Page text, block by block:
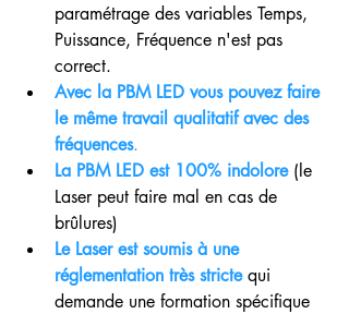
paramétrage des variables Temps,
Puissance, Fréquence n'est pas
correct.
Avec la PBM LED vous pouvez faire
le même travail qualitatif avec des
fréquences.
La PBM LED est 100% indolore (le
Laser peut faire mal en cas de
brûlures)
Le Laser est soumis à une
réglementation très stricte qui
demande une formation spécifique